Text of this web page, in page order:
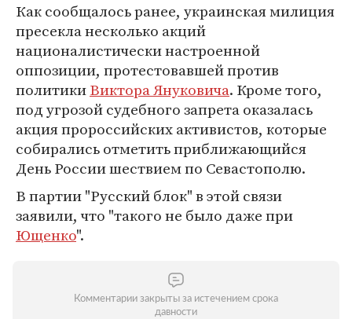
Как сообщалось ранее, украинская милиция
пресекла несколько акций
националистически настроенной
оппозиции, протестовавшей против
политикиВиктора Януковича. Кроме того,
под угрозой судебного запрета оказалась
акция пророссийских активистов, которые
собирались отметить приближающийся
День России шествием по Севастополю.
В партии "Русский блок" в этой связи
заявили, что "такого не было даже при
Ющенко".
Комментарии закрыты за истечением срока
давности